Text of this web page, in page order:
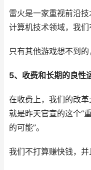
雷火是一家重视前沿
计算机技术领域，我们
只有其他游戏想不到的
5、收费和长期的良性
在收费上，我们的改
就是昨天官宣的这个“
的可能”。
我们不打算赚快钱，并